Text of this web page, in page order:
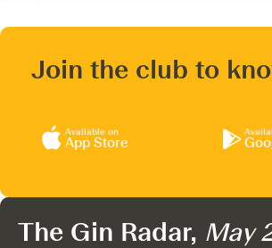
Join the club to
Available on
App Store
The Gin Radar, May